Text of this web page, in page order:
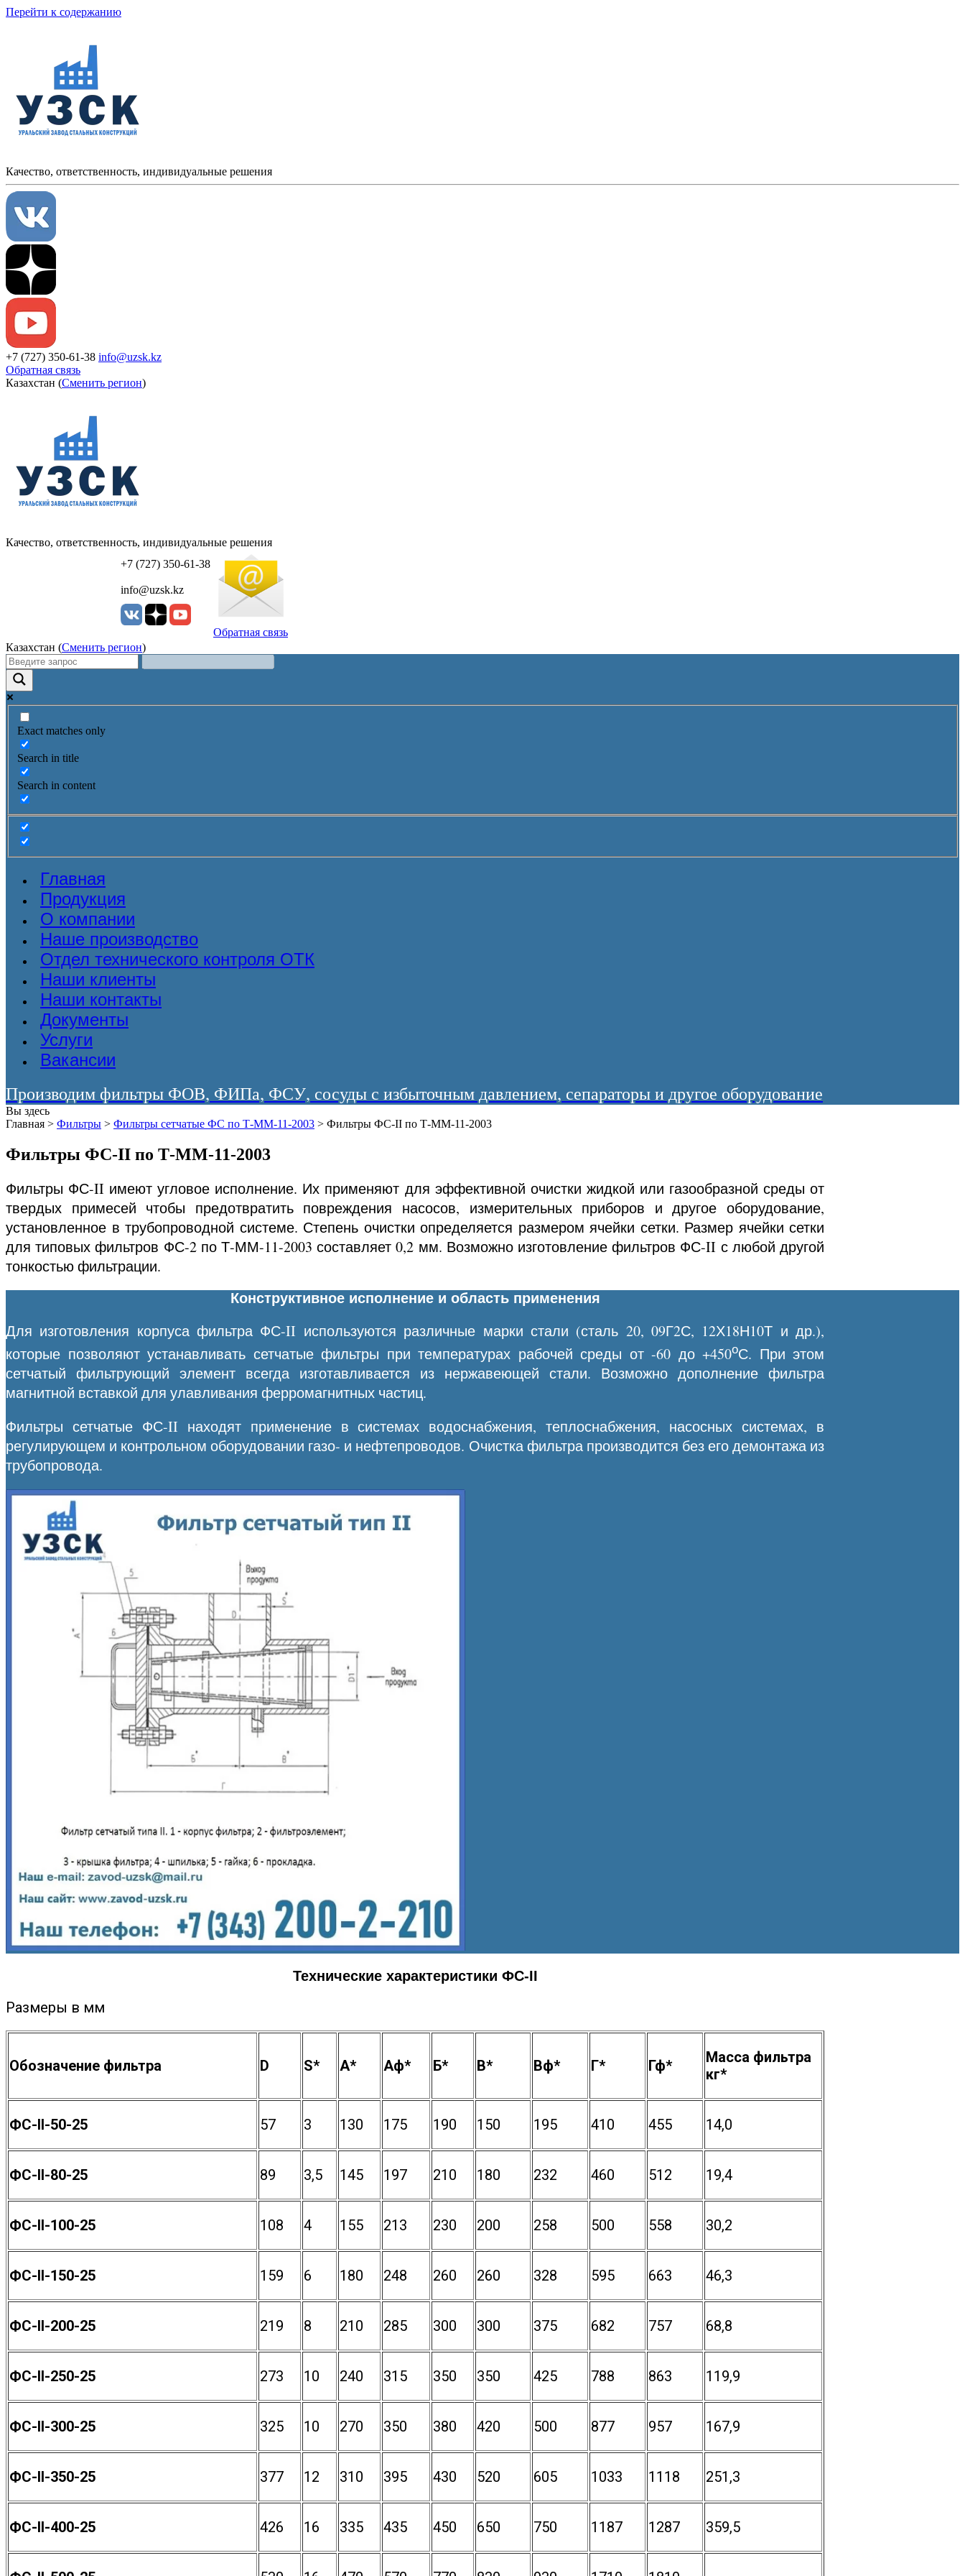
Перейти к содержанию
Качество, ответственность, индивидуальные решения
+7 (727) 350-61-38 info@uzsk.kz
Обратная связь
Казахстан (Сменить регион)
УЗСК Казахстан
Качество, ответственность, индивидуальные решения
+7 (727) 350-61-38
info@uzsk.kz
Обратная связь
Казахстан (Сменить регион)
Exact matches only
Search in title
Search in content
Главная
Продукция
О компании
Наше производство
Отдел технического контроля ОТК
Наши клиенты
Наши контакты
Документы
Услуги
Вакансии
Производим фильтры ФОВ, ФИПа, ФСУ, сосуды с избыточным давлением, сепараторы и другое оборудование
Вы здесь
Главная > Фильтры > Фильтры сетчатые ФС по Т-ММ-11-2003 > Фильтры ФС-II по Т-ММ-11-2003
Фильтры ФС-II по Т-ММ-11-2003
Фильтры ФС-II имеют угловое исполнение. Их применяют для эффективной очистки жидкой или газообразной среды от
твердых примесей чтобы предотвратить повреждения насосов, измерительных приборов и другое оборудование,
установленное в трубопроводной системе. Степень очистки определяется размером ячейки сетки. Размер ячейки сетки
для типовых фильтров ФС-2 по Т-ММ-11-2003 составляет 0,2 мм. Возможно изготовление фильтров ФС-II с любой другой
тонкостью фильтрации.
Конструктивное исполнение и область применения
Для изготовления корпуса фильтра ФС-II используются различные марки стали (сталь 20, 09Г2С, 12Х18Н10Т и др.),
которые позволяют устанавливать сетчатые фильтры при температурах рабочей среды от -60 до +450оС. При этом
сетчатый фильтрующий элемент всегда изготавливается из нержавеющей стали. Возможно дополнение фильтра
магнитной вставкой для улавливания ферромагнитных частиц.
Фильтры сетчатые ФС-II находят применение в системах водоснабжения, теплоснабжения, насосных системах, в
регулирующем и контрольном оборудовании газо- и нефтепроводов. Очистка фильтра производится без его демонтажа из
трубопровода.
Технические характеристики ФС-II
Размеры в мм
Обозначение фильтра D S* A* Аф* Б* B* Вф* Г* Гф*
Масса фильтра
кг*
ФС-II-50-25 57 3 130 175 190 150 195 410 455 14,0
ФС-II-80-25 89 3,5 145 197 210 180 232 460 512 19,4
ФС-II-100-25 108 4 155 213 230 200 258 500 558 30,2
ФС-II-150-25 159 6 180 248 260 260 328 595 663 46,3
ФС-II-200-25 219 8 210 285 300 300 375 682 757 68,8
ФС-II-250-25 273 10 240 315 350 350 425 788 863 119,9
ФС-II-300-25 325 10 270 350 380 420 500 877 957 167,9
ФС-II-350-25 377 12 310 395 430 520 605 1033 1118 251,3
ФС-II-400-25 426 16 335 435 450 650 750 1187 1287 359,5